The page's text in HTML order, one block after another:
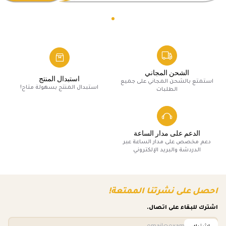
الشحن المجاني
استمتع بالشحن المجاني على جميع
الطلبات
استبدال المنتج
استبدال المنتج بسهولة متاح!
الدعم على مدار الساعة
دعم مخصص على مدار الساعة عبر
الدردشة والبريد الإلكتروني
احصل على نشرتنا الممتعة!
اشترك للبقاء على اتصال.